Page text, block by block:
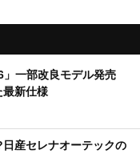
一部改良モデル発売
最新仕様
産セレナオーテックの